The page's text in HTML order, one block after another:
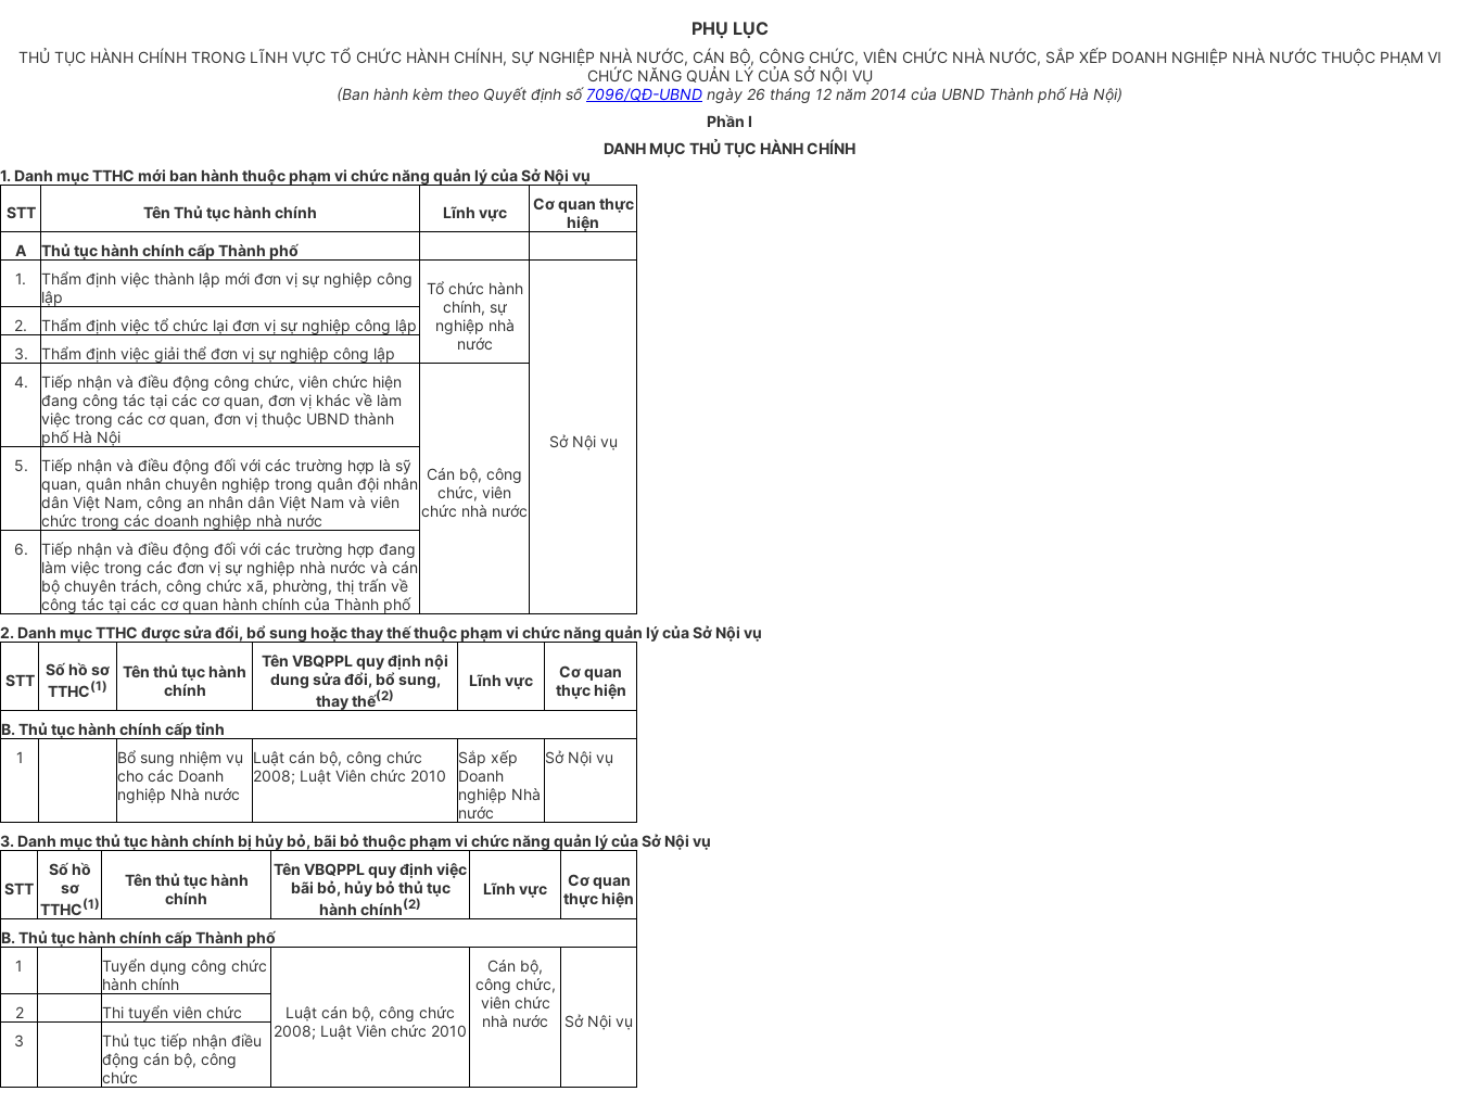
PHỤ LỤC
THỦ TỤC HÀNH CHÍNH TRONG LĨNH VỰC TỔ CHỨC HÀNH CHÍNH, SỰ NGHIỆP NHÀ NƯỚC, CÁN BỘ, CÔNG CHỨC, VIÊN CHỨC NHÀ NƯỚC, SẮP XẾP DOANH NGHIỆP NHÀ NƯỚC THUỘC PHẠM VI
CHỨC NĂNG QUẢN LÝ CỦA SỞ NỘI VỤ
(Ban hành kèm theo Quyết định số7096/QĐ-UBND ngày 26 tháng 12 năm 2014 của UBND Thành phố Hà Nội)
Phần I
DANH MỤC THỦ TỤC HÀNH CHÍNH
1. Danh mục TTHC mới ban hành thuộc phạm vi chức năng quản lý của Sở Nội vụ
STT
Tên Thủ tục hành chính Lĩnh vực
Cơ quan thực
hiện
A
Thủ tục hành chính cấp Thành phố
1.
Thẩm định việc thành lập mới đơn vị sự nghiệp công
lập
Tổ chức hành
chính, sự
nghiệp nhà
nước
Sở Nội vụ
2.
Thẩm định việc tổ chức lại đơn vị sự nghiệp công lập
3.
Thẩm định việc giải thểđơn vị sự nghiệp công lập
4.
Tiếp nhận và điều động công chức, viên chức hiện
đang công tác tại các cơ quan, đơn vị khác về làm
việc trong các cơ quan, đơn vị thuộc UBND thành
phố Hà Nội
Cán bộ, công
chức, viên
chức nhà nước
5.
Tiếp nhận và điều động đối với các trường hợp là sỹ
quan, quân nhân chuyên nghiệp trong quân đội nhân
dân Việt Nam, công an nhân dân Việt Nam và viên
chức trong các doanh nghiệp nhà nước
6.
Tiếp nhận và điều động đối với các trường hợp đang
làm việc trong các đơn vị sự nghiệp nhà nước và cán
bộ chuyên trách, công chức xã, phường, thị trấn về
công tác tại các cơ quan hành chính của Thành phố
2. Danh mục TTHC được sửa đổi, bổ sung hoặc thay thế thuộc phạm vi chức năng quản lý của Sở Nội vụ
STT
Số hồ sơ
TTHC(1)
Tên thủ tục hành
chính
Tên VBQPPL quy định nội
dung sửa đổi, bổ sung,
thay thế(2)
Lĩnh vực
Cơ quan
thực hiện
B. Thủ tục hành chính cấp tỉnh
1
Bổ sung nhiệm vụ
cho các Doanh
nghiệp Nhà nước
Luật cán bộ, công chức
2008; Luật Viên chức 2010
Sắp xếp
Doanh
nghiệp Nhà
nước
Sở Nội vụ
3. Danh mục thủ tục hành chính bị hủy bỏ, bãi bỏ thuộc phạm vi chức năng quản lý của Sở Nội vụ
STT
Số hồ
sơ
TTHC(1)
Tên thủ tục hành
chính
Tên VBQPPL quy định việc
bãi bỏ, hủy bỏ thủ tục
hành chính(2)
Lĩnh vực
Cơ quan
thực hiện
B. Thủ tục hành chính cấp Thành phố
1
Tuyển dụng công chức
hành chính
Luật cán bộ, công chức
2008; Luật Viên chức 2010
Cán bộ,
công chức,
viên chức
nhà nước
SởNội vụ
2
Thi tuyển viên chức
3
Thủ tục tiếp nhận điều
động cán bộ, công
chức